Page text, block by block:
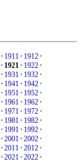
• 1911• 1912•
• 1921• 1922•
• 1931• 1932•
• 1941• 1942•
• 1951• 1952•
• 1961• 1962•
• 1971• 1972•
• 1981• 1982•
• 1991• 1992•
•2001•2002•
•2011•2012•
•2021•2022•